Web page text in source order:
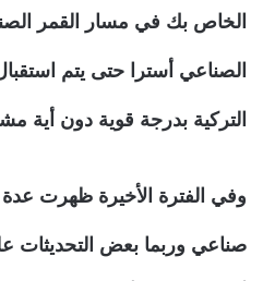
الخاص بك في مسار القمر
التركية بدرجة قوية دون أية
وفي الفترة الأخيرة ظهرت
صناعي وربما بعض التحديثات